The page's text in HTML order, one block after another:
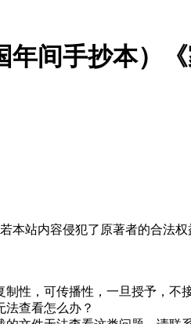
间手抄本）《
本站内容侵犯了原著者的合法权
性，可传播性，一旦授予，不
法查看怎么办？